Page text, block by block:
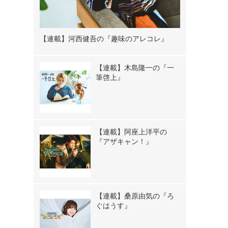
【連載】河西健吾の『趣味のアレコレ』
【連載】木島隆一の『一
筆啓上』
【連載】阿座上洋平の
『アザキャン！』
【連載】桑原由気の『ろ
ぐはうす』